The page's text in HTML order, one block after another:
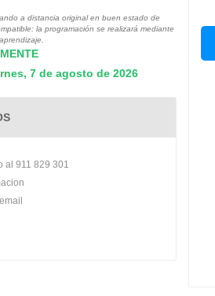
a distancia original en buen estado de
la programación se realizará mediante
7 de agosto de 2026
al 911 829 301